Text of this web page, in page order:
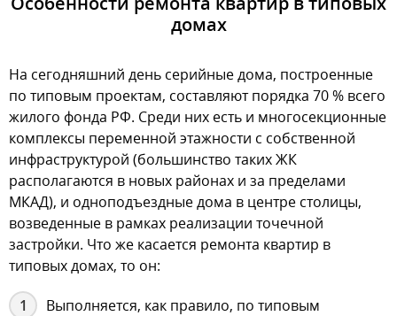
домах
На сегодняшний день серийные дома, построенные
по типовым проектам, составляют порядка 70 % всего
жилого фонда РФ. Среди них есть и многосекционные
комплексы переменной этажности с собственной
инфраструктурой (большинство таких ЖК
располагаются в новых районах и за пределами
МКАД), и одноподъездные дома в центре столицы,
возведенные в рамках реализации точечной
застройки. Что же касается ремонта квартир в
типовых домах, то он:
Выполняется, как правило, по типовым